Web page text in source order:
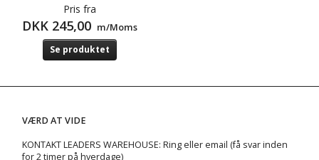
Pris fra
DKK 245,00 m/Moms
Se produktet
VÆRD AT VIDE
KONTAKT LEADERS WAREHOUSE: Ring eller email (få svar inden
for 2 timer på hverdage)